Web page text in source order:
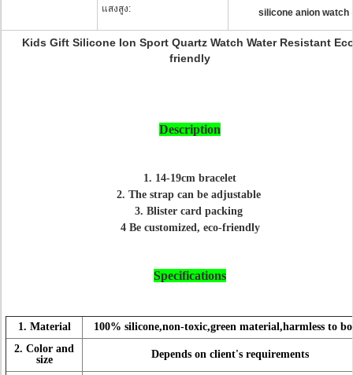
แสงสูง: silicone anion watch
Kids Gift Silicone Ion Sport Quartz Watch Water Resistant
friendly
Description
1. 14-19cm bracelet
2. The strap can be adjustable
3. Blister card packing
4 Be customized, eco-friendly
Specifications
1. Material
100% silicone,non-toxic,green material,harmless to
2. Color and
size
Depends on client's requirements